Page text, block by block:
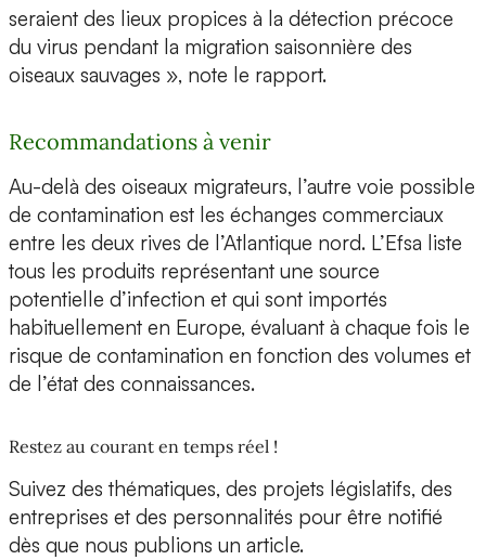
seraient des lieux propices à la détection précoce
du virus pendant la migration saisonnière des
oiseaux sauvages », note le rapport.
Recommandations à venir
Au-delà des oiseaux migrateurs, l’autre voie possible
de contamination est les échanges commerciaux
entre les deux rives de l’Atlantique nord. L’Efsa liste
tous les produits représentant une source
potentielle d’infection et qui sont importés
habituellement en Europe, évaluant à chaque fois le
risque de contamination en fonction des volumes et
de l’état des connaissances.
Restez au courant en temps réel !
Suivez des thématiques, des projets législatifs, des
entreprises et des personnalités pour être notifié
dès que nous publions un article.